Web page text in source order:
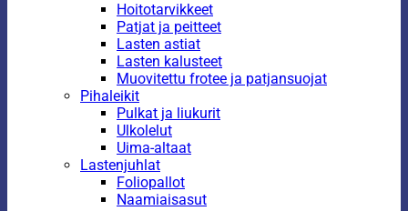
Hoitotarvikkeet
Patjat ja peitteet
Lasten astiat
Lasten kalusteet
Muovitettu frotee ja patjansuojat
Pihaleikit
Pulkat ja liukurit
Ulkolelut
Uima-altaat
Lastenjuhlat
Foliopallot
Naamiaisasut